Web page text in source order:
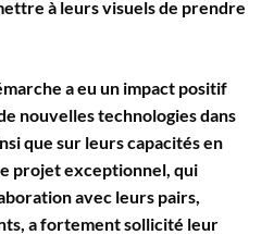
à leurs visuels de prendre
a eu un impact positif
nouvelles technologies dans
que sur leurs capacités en
projet exceptionnel, qui
avec leurs pairs,
a fortement sollicité leur